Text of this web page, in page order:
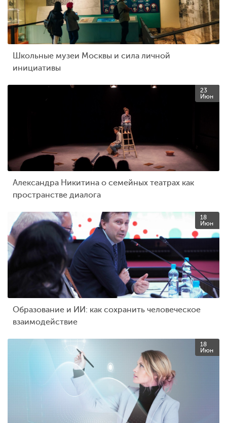
Школьные музеи Москвы и сила личной
инициативы
23
Июн
Александра Никитина о семейных театрах как
пространстве диалога
18
Июн
Образование и ИИ: как сохранить человеческое
взаимодействие
18
Июн